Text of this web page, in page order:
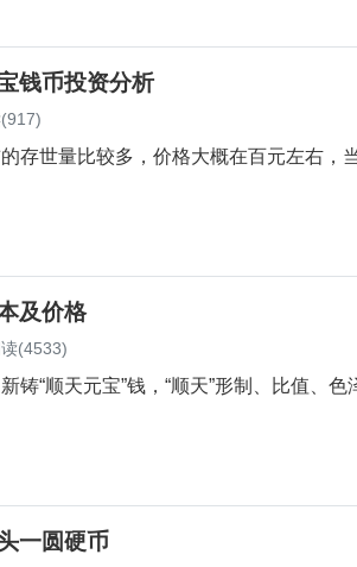
钱币投资分析
存世量比较多，价格大概在百元左右，
及价格
(4533)
铸“顺天元宝”钱，“顺天”形制、比值、色
一圆硬币